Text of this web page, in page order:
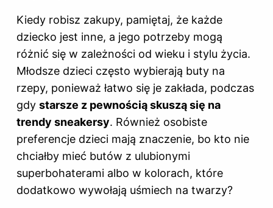
Kiedy robisz zakupy, pamiętaj, że każde
dziecko jest inne, a jego potrzeby mogą
różnić się w zależności od wieku i stylu życia.
Młodsze dzieci często wybierają buty na
rzepy, ponieważ łatwo się je zakłada, podczas
gdy starsze z pewnością skuszą się na
trendy sneakersy. Również osobiste
preferencje dzieci mają znaczenie, bo kto nie
chciałby mieć butów z ulubionymi
superbohaterami albo w kolorach, które
dodatkowo wywołają uśmiech na twarzy?